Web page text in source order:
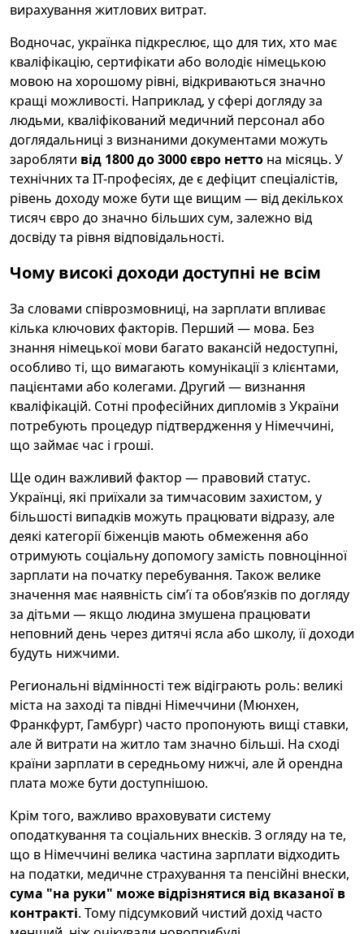
вирахування житлових витрат.
Водночас, українка підкреслює, що для тих, хто має
кваліфікацію, сертифікати або володіє німецькою
мовою на хорошому рівні, відкриваються значно
кращі можливості. Наприклад, у сфері догляду за
людьми, кваліфікований медичний персонал або
доглядальниці з визнаними документами можуть
заробляти від 1800 до 3000 євро нетто на місяць. У
технічних та ІТ-професіях, де є дефіцит спеціалістів,
рівень доходу може бути ще вищим — від декількох
тисяч євро до значно більших сум, залежно від
досвіду та рівня відповідальності.
Чому високі доходи доступні не всім
За словами співрозмовниці, на зарплати впливає
кілька ключових факторів. Перший — мова. Без
знання німецької мови багато вакансій недоступні,
особливо ті, що вимагають комунікації з клієнтами,
пацієнтами або колегами. Другий — визнання
кваліфікацій. Сотні професійних дипломів з України
потребують процедур підтвердження у Німеччині,
що займає час і гроші.
Ще один важливий фактор — правовий статус.
Українці, які приїхали за тимчасовим захистом, у
більшості випадків можуть працювати відразу, але
деякі категорії біженців мають обмеження або
отримують соціальну допомогу замість повноцінної
зарплати на початку перебування. Також велике
значення має наявність сім’ї та обов’язків по догляду
за дітьми — якщо людина змушена працювати
неповний день через дитячі ясла або школу, її доходи
будуть нижчими.
Региональні відмінності теж відіграють роль: великі
міста на заході та півдні Німеччини (Мюнхен,
Франкфурт, Гамбург) часто пропонують вищі ставки,
але й витрати на житло там значно більші. На сході
країни зарплати в середньому нижчі, але й орендна
плата може бути доступнішою.
Крім того, важливо враховувати систему
оподаткування та соціальних внесків. З огляду на те,
що в Німеччині велика частина зарплати відходить
на податки, медичне страхування та пенсійні внески,
сума "на руки" може відрізнятися від вказаної в
контракті. Тому підсумковий чистий дохід часто